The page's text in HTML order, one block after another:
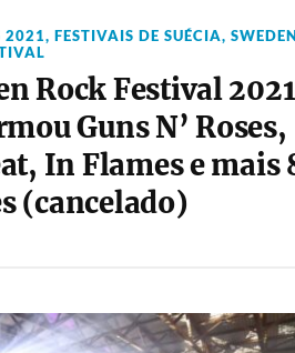
2021, FESTIVAIS DE SUÉCIA, SWEDEN
Rock Festival 2021
Guns N’ Roses,
In Flames e mais
(cancelado)